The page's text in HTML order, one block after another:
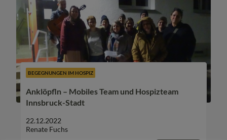
BEGEGNUNGEN IM HOSPIZ
Anklöpfln – Mobiles Team und Hospizteam
Innsbruck-Stadt
22.12.2022
Renate Fuchs